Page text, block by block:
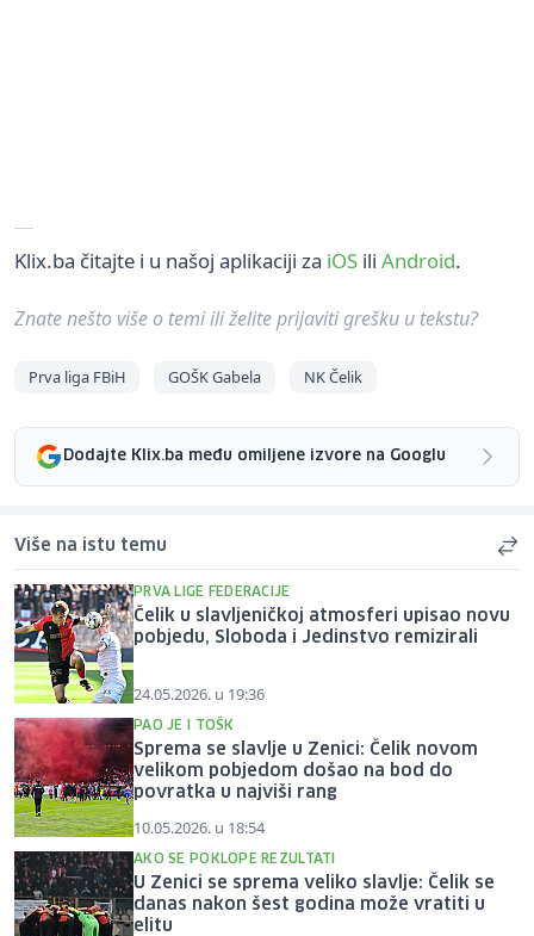
Klix.ba čitajte i u našoj aplikaciji za iOS ili Android.
Znate nešto više o temi ili želite prijaviti grešku u tekstu?
Prva liga FBiH GOŠK Gabela NK Čelik
Dodajte Klix.ba među omiljene izvore na Googlu
Više na istu temu
PRVA LIGE FEDERACIJE
Čelik u slavljeničkoj atmosferi upisao novu
pobjedu, Sloboda i Jedinstvo remizirali
24.05.2026. u 19:36
PAO JE I TOŠK
Sprema se slavlje u Zenici: Čelik novom
velikom pobjedom došao na bod do
povratka u najviši rang
10.05.2026. u 18:54
AKO SE POKLOPE REZULTATI
U Zenici se sprema veliko slavlje: Čelik se
danas nakon šest godina može vratiti u
elitu